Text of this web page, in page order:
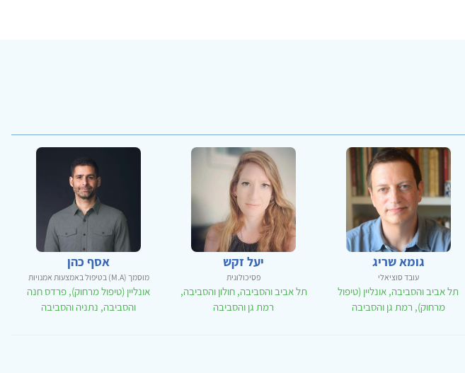
גומא שריג
עובד סוציאלי
תל אביב והסביבה, אונליין (טיפול
מרחוק), רמת גן והסביבה
יעל זקש
פסיכולוגית
תל אביב והסביבה, חולון והסביבה,
רמת גן והסביבה
אסף כהן
מוסמך (M.A) בטיפול באמצעות אמנויות
אונליין (טיפול מרחוק), פרדס חנה
והסביבה, נתניה והסביבה